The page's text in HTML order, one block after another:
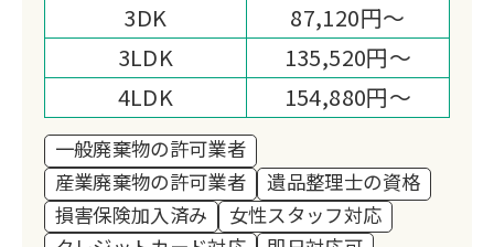
3DK
87,120円～
3LDK
135,520円～
4LDK
154,880円～
一般廃棄物の許可業者
産業廃棄物の許可業者
遺品整理士の資格
損害保険加入済み
女性スタッフ対応